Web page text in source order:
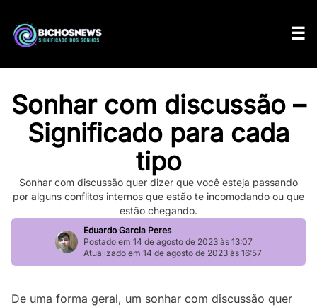
Sonhar com discussão –
Significado para cada
tipo
Sonhar com discussão quer dizer que você esteja passando
por alguns conflitos internos que estão te incomodando ou que
estão chegando.
Eduardo Garcia Peres
Postado em 14 de agosto de 2023 às 13:07
Atualizado em 14 de agosto de 2023 às 16:57
De uma forma geral, um sonhar com discussão quer